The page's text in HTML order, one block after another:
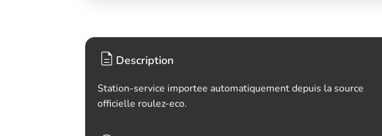
Description
Station-service importee automatiquement depuis la source
officielle roulez-eco.